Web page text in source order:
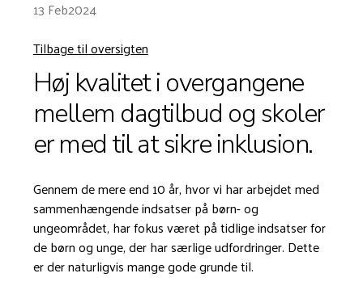
13 Feb2024
Tilbage til oversigten
Høj kvalitet i overgangene
mellem dagtilbud og skoler
er med til at sikre inklusion.
Gennem de mere end 10 år, hvor vi har arbejdet med
sammenhængende indsatser på børn- og
ungeområdet, har fokus været på tidlige indsatser for
de børn og unge, der har særlige udfordringer. Dette
er der naturligvis mange gode grunde til.